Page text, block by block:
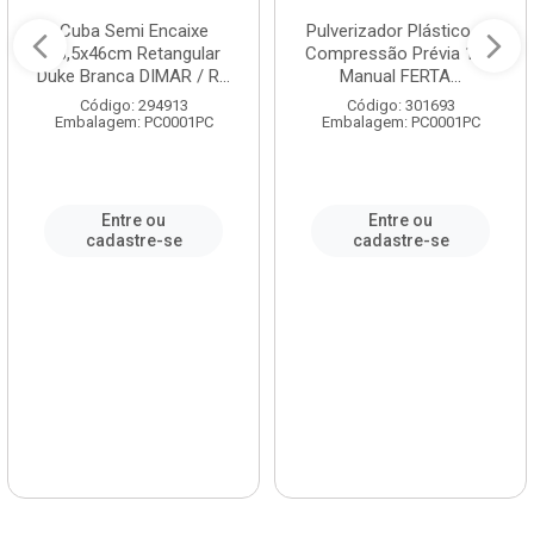
Cuba Semi Encaixe
58,5x46cm Retangular
Duke Branca DIMAR / R...
Código: 294913
Embalagem: PC0001PC
Entre ou
cadastre-se
Pulverizador Plástico de
Compressão Prévia 1,5L
Manual FERTA...
Código: 301693
Embalagem: PC0001PC
Entre ou
cadastre-se